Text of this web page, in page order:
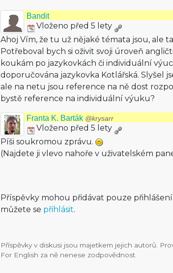
Bandit
Vloženo před 5 lety
Ahoj Vím, že tu už nějaké témata jsou, ale
Potřeboval bych si oživit svoji úroveň
koukám po jazykovkách či individuální
doporučována jazykovka Kotlářská. Slyšel
ale na netu jsou reference na ně dost
bystě reference na individuální výuku?
Franta K. Barták @krysarr
Vloženo před 5 lety
Píši soukromou zprávu.
(Najdete ji vlevo nahoře v uživatelském
Příspěvky mohou přidávat pouze
můžete se přihlásit.
Příspěvky v diskusi jsou majetkem jejich autorů.
For English za ně nenese zodpovědnost.